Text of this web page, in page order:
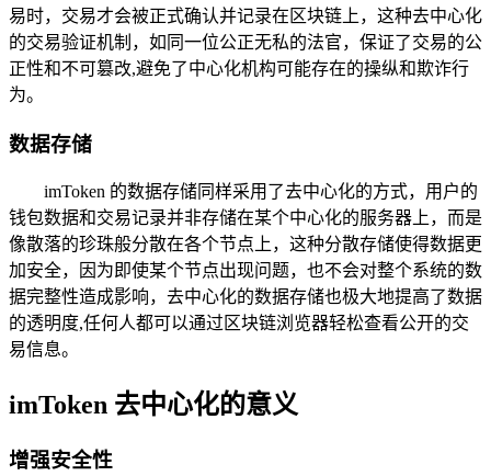
易时，交易才会被正式确认并记录在区块链上，这种去中心化
的交易验证机制，如同一位公正无私的法官，保证了交易的公
正性和不可篡改,避免了中心化机构可能存在的操纵和欺诈行
为。
数据存储
imToken 的数据存储同样采用了去中心化的方式，用户的
钱包数据和交易记录并非存储在某个中心化的服务器上，而是
像散落的珍珠般分散在各个节点上，这种分散存储使得数据更
加安全，因为即使某个节点出现问题，也不会对整个系统的数
据完整性造成影响，去中心化的数据存储也极大地提高了数据
的透明度,任何人都可以通过区块链浏览器轻松查看公开的交
易信息。
imToken 去中心化的意义
增强安全性